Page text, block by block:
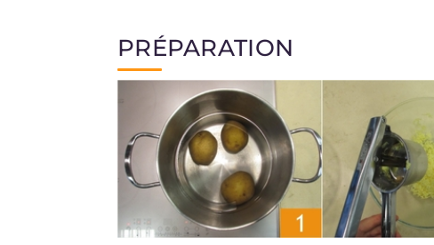
PRÉPARATION